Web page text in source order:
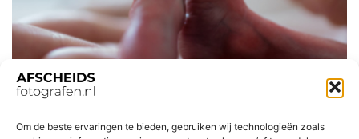
Om de beste ervaringen te bieden, gebruiken wij technologieën zoals